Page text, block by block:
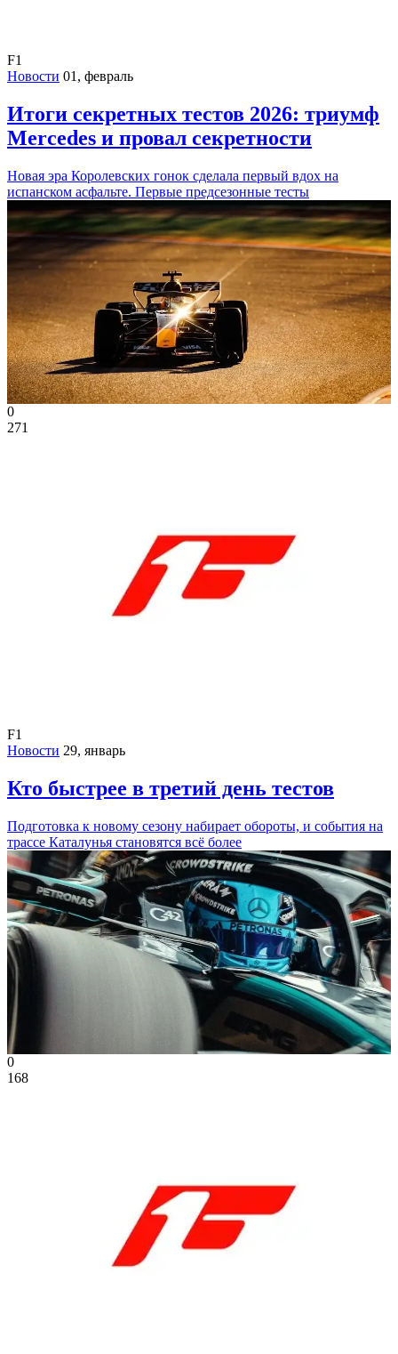
F1
Новости 01, февраль
Итоги секретных тестов 2026: триумф
Mercedes и провал секретности
Новая эра Королевских гонок сделала первый вдох на
испанском асфальте. Первые предсезонные тесты
0
271
F1
Новости 29, январь
Кто быстрее в третий день тестов
Подготовка к новому сезону набирает обороты, и события на
трассе Каталунья становятся всё более
0
168